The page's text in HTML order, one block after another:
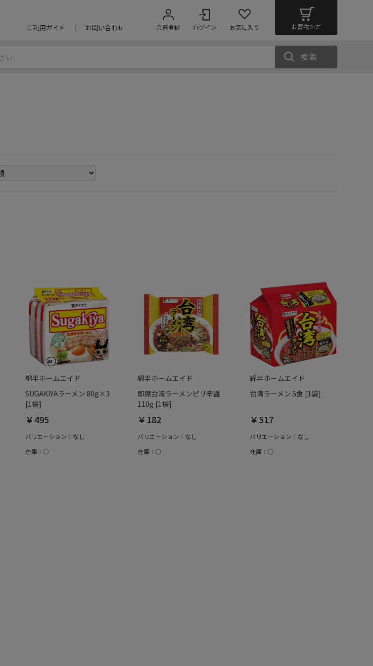
ご利用ガイド お問い合わせ 会員登録 ログイン お気に入り お買物かご
検索
綿半ホームエイド
SUGAKIYAラーメン 80g×3
[1袋]
￥495
バリエーション：なし
在庫：○
綿半ホームエイド
即席台湾ラーメンピリ辛醤
110g [1袋]
￥182
バリエーション：なし
在庫：○
綿半ホームエイド
台湾ラーメン 5食 [1袋]
￥517
バリエーション：なし
在庫：○